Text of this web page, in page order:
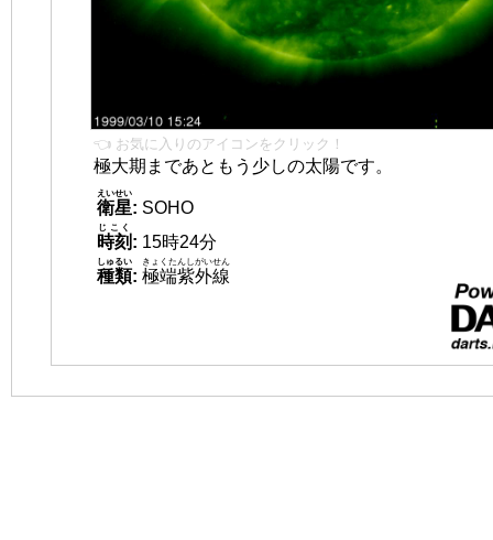
👈 お気に入りのアイコンをクリック！
極大期まであともう少しの太陽です。
衛星
えいせい
: SOHO
時刻
じこく
: 15時24分
種類
しゅるい
: 極端紫外線
きょくたんしがいせん